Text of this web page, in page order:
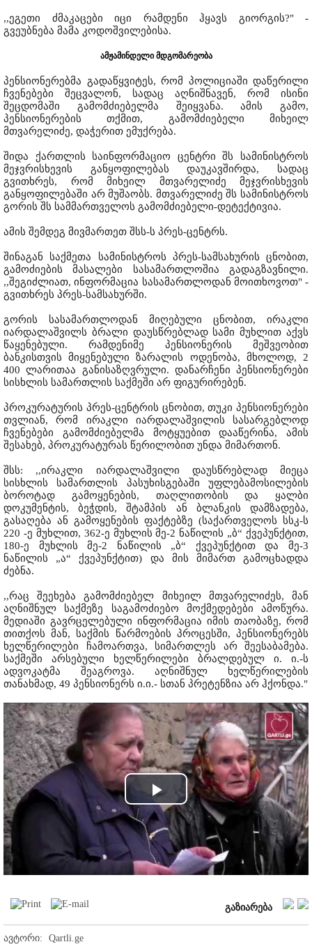
,,ეგეთი ძმაკაცები იცი რამდენი ჰყავს გიორგის?" -
გვეუბნება მამა კოდოშვილებისა.
ამჟამინდელი მდგომარეობა
პენსიონერებმა გადაწყვიტეს, რომ პოლიციაში დაწერილი
ჩვენებები შეცვალონ, სადაც აღნიშნავენ, რომ ისინი
შეცდომაში გამომძიებელმა შეიყვანა. ამის გამო,
პენსიონერების თქმით, გამომძიებელი მიხეილ
მთვარელიძე, დაჭერით ემუქრება.
შიდა ქართლის საინფორმაციო ცენტრი შს სამინისტროს
მეჯვრისხევის განყოფილებას დაუკავშირდა, სადაც
გვითხრეს, რომ მიხეილ მთვარელიძე მეჯვრისხევის
განყოფილებაში არ მუშაობს. მთვარელიძე შს სამინისტროს
გორის შს სამმართველოს გამომძიებელი-დეტექტივია.
ამის შემდეგ მივმართეთ შსს-ს პრეს-ცენტრს.
შინაგან საქმეთა სამინისტროს პრეს-სამსახურის ცნობით,
გამოძიების მასალები სასამართლოშია გადაგზავნილი.
,,შეგიძლიათ, ინფორმაცია სასამართლოდან მოითხოვოთ" -
გვითხრეს პრეს-სამსახურში.
გორის სასამართლოდან მიღებული ცნობით, ირაკლი
იარდალაშვილს ბრალი დაუსწრებლად სამი მუხლით აქვს
წაყენებული. რამდენიმე პენსიონერის მეშვეობით
ბანკისთვის მიყენებული ზარალის ოდენობა, მხოლოდ, 2
400 ლარითაა განისაზღვრული. დანარჩენი პენსიონერები
სისხლის სამართლის საქმეში არ ფიგურირებენ.
პროკურატურის პრეს-ცენტრის ცნობით, თუკი პენსიონერები
თვლიან, რომ ირაკლი იარდალაშვილის სასარგებლოდ
ჩვენებები გამომძიებელმა მოტყუებით დააწერინა, ამის
შესახებ, პროკურატურას წერილობით უნდა მიმართონ.
შსს: ,,ირაკლი იარდალაშვილი დაუსწრებლად მიეცა
სისხლის სამართლის პასუხისგებაში უფლებამოსილების
ბოროტად გამოყენების, თაღლითობის და ყალბი
დოკუმენტის, ბეჭდის, შტამპის ან ბლანკის დამზადება,
გასაღება ან გამოყენების ფაქტებზე (საქართველოს სსკ-ს
220 -ე მუხლით, 362-ე მუხლის მე-2 ნაწილის „ბ“ ქვეპუნქტით,
180-ე მუხლის მე-2 ნაწილის „ბ“ ქვეპუნქტით და მე-3
ნაწილის „ა“ ქვეპუნქტით) და მის მიმართ გამოცხადდა
ძებნა.
,,რაც შეეხება გამომძიებელ მიხეილ მთვარელიძეს, მან
აღნიშნულ საქმეზე საგამოძიებო მოქმედებები ამოწურა.
მედიაში გავრცელებული ინფორმაცია იმის თაობაზე, რომ
თითქოს მან, საქმის წარმოების პროცესში, პენსიონერებს
ხელწერილები ჩამოართვა, სიმართლეს არ შეესაბამება.
საქმეში არსებული ხელწერილები ბრალდებულ ი. ი.-ს
ადვოკატმა შეაგროვა. აღნიშნულ ხელწერილების
თანახმად, 49 პენსიონერს ი.ი.- სთან პრეტენზია არ ჰქონდა."
Play
Video
გაზიარება
ავტორი:
Qartli.ge